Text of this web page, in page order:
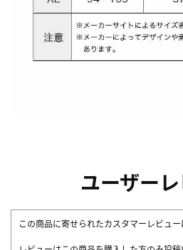
ユーザー
この商品に寄せられたカスタマーレビュー